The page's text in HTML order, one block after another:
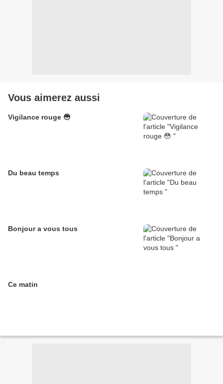
Vous aimerez aussi
Vigilance rouge 😳
Du beau temps
Bonjour a vous tous
Ce matin